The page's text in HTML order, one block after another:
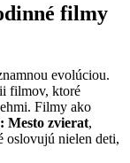
filmy
evolúciou.
filmov, ktoré
Filmy ako
Mesto zvierat,
oslovujú nielen deti,